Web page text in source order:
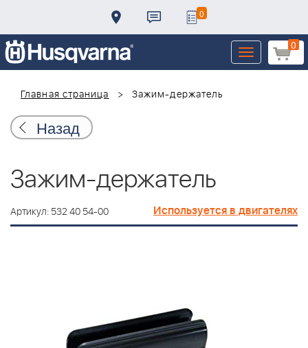
0
0
Toggle
navigation
Главная страница
Зажим-держатель
Назад
Зажим-держатель
Артикул: 532 40 54-00 Используется в двигателях